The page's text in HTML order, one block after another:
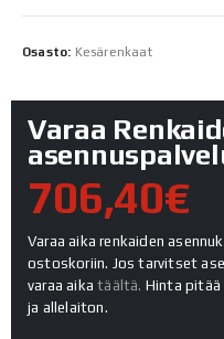
Osasto: Kesärenkaat
Varaa
706,40€
Varaa aika renkaiden
ostoskoriin. Jos tarvitset
varaa aikatäältä. Hinta pitää
ja allelaiton.